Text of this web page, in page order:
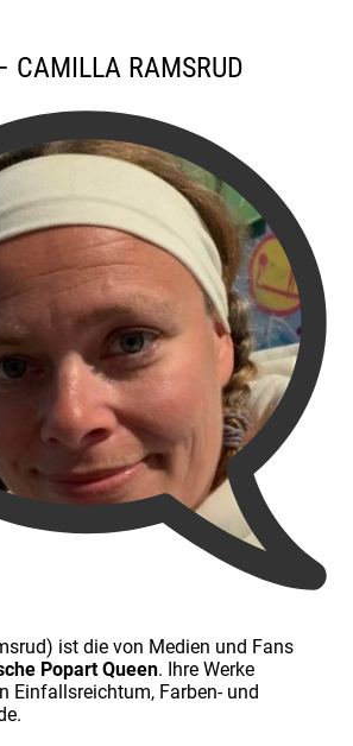
CAMILLA RAMSRUD
ist die von Medien und Fans
Popart Queen. Ihre Werke
Einfallsreichtum, Farben- und